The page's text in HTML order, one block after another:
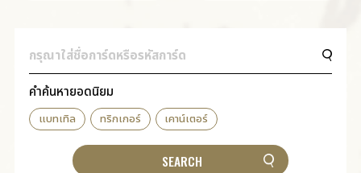
คำค้นหายอดนิยม
แบทเทิล ทริกเกอร์ เคาน์เตอร์